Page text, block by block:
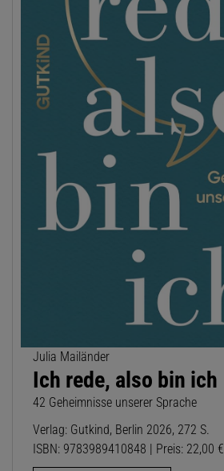
Julia Mailänder
Ich rede, also bin ich
42 Geheimnisse unserer Sprache
Verlag: Gutkind, Berlin 2026, 272 S.
ISBN: 9783989410848 | Preis: 22,00 €